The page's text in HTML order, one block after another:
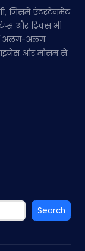
जिसमें एंटरटेनमेंट
और ट्रिक्स भी
अलग-अलग
और मौसम से
Search